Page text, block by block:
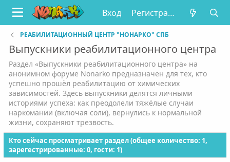
Вход Регистрация
РЕАБИЛИТАЦИОННЫЙ ЦЕНТР "НОНАРКО" СПБ
Выпускники реабилитационного центра
Раздел «Выпускники реабилитационного центра» на
анонимном форуме Nonarko предназначен для тех, кто
успешно прошёл реабилитацию от химических
зависимостей. Здесь выпускники делятся личными
историями успеха: как преодолели тяжёлые случаи
наркомании (включая соли), вернулись к нормальной
жизни, сохраняют трезвость.
Кто сейчас просматривает раздел (общее количество: 1,
зарегестрированные: 0, гости: 1)